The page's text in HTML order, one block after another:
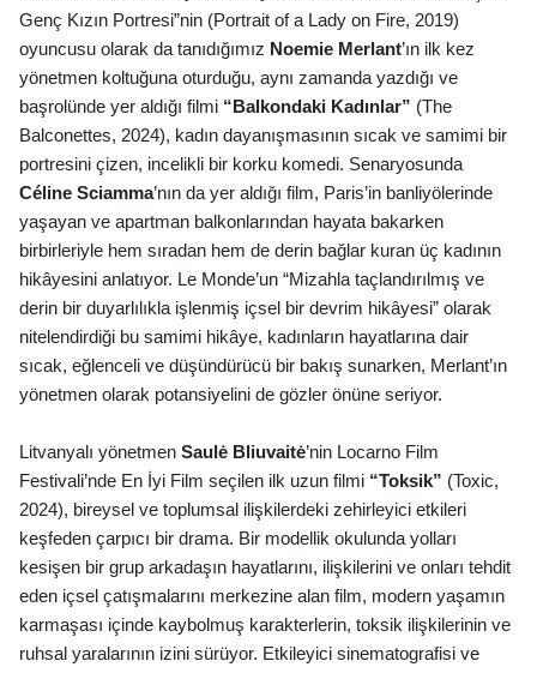
Genç Kızın Portresi”nin (Portrait of a Lady on Fire, 2019)
oyuncusu olarak da tanıdığımız Noemie Merlant’ın ilk kez
yönetmen koltuğuna oturduğu, aynı zamanda yazdığı ve
başrolünde yer aldığı filmi “Balkondaki Kadınlar” (The
Balconettes, 2024), kadın dayanışmasının sıcak ve samimi bir
portresini çizen, incelikli bir korku komedi. Senaryosunda
Cé line Sciamma’nın da yer aldığı film, Paris’in banliyölerinde
yaşayan ve apartman balkonlarından hayata bakarken
birbirleriyle hem sıradan hem de derin bağlar kuran üç kadının
hikâyesini anlatıyor. Le Monde’un “Mizahla taçlandırılmış ve
derin bir duyarlılıkla işlenmiş içsel bir devrim hikâyesi” olarak
nitelendirdiği bu samimi hikâye, kadınların hayatlarına dair
sıcak, eğlenceli ve düşündürücü bir bakış sunarken, Merlant’ın
yönetmen olarak potansiyelini de gözler önüne seriyor.
Litvanyalı yönetmen Saulė Bliuvaitė’nin Locarno Film
Festivali’nde En İyi Film seçilen ilk uzun filmi “Toksik” (Toxic,
2024), bireysel ve toplumsal ilişkilerdeki zehirleyici etkileri
keşfeden çarpıcı bir drama. Bir modellik okulunda yolları
kesişen bir grup arkadaşın hayatlarını, ilişkilerini ve onları tehdit
eden içsel çatışmalarını merkezine alan film, modern yaşamın
karmaşası içinde kaybolmuş karakterlerin, toksik ilişkilerinin ve
ruhsal yaralarının izini sürüyor. Etkileyici sinematografisi ve